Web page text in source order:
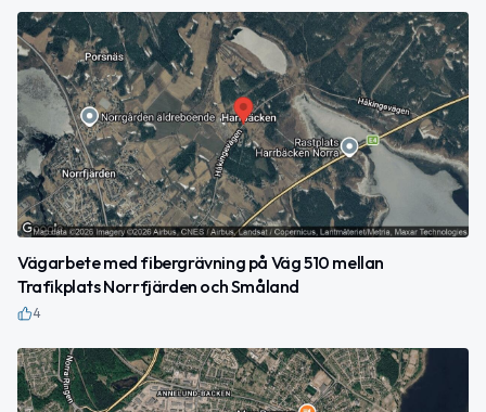
Vägarbete med fibergrävning på Väg 510 mellan
Trafikplats Norrfjärden och Småland
4